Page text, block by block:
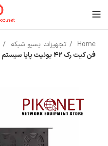
Home تجهیزات پسیو شبکه
فن کیت رک 42 یونیت پایا سیستم طرح HP